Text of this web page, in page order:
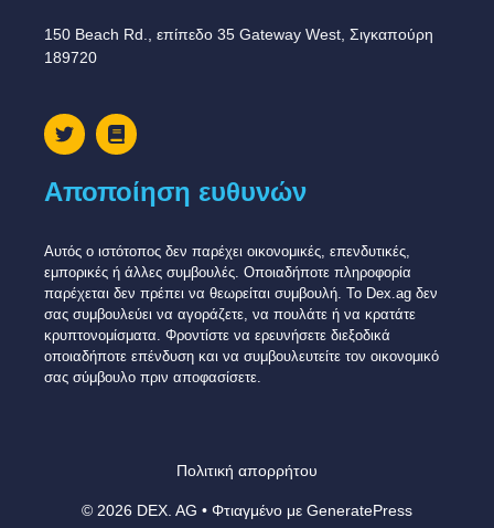
150 Beach Rd., επίπεδο 35 Gateway West, Σιγκαπούρη
189720
Αποποίηση ευθυνών
Αυτός ο ιστότοπος δεν παρέχει οικονομικές, επενδυτικές,
εμπορικές ή άλλες συμβουλές. Οποιαδήποτε πληροφορία
παρέχεται δεν πρέπει να θεωρείται συμβουλή. Το Dex.ag δεν
σας συμβουλεύει να αγοράζετε, να πουλάτε ή να κρατάτε
κρυπτονομίσματα. Φροντίστε να ερευνήσετε διεξοδικά
οποιαδήποτε επένδυση και να συμβουλευτείτε τον οικονομικό
σας σύμβουλο πριν αποφασίσετε.
Πολιτική απορρήτου
© 2026 DEX. AG • Φτιαγμένο με GeneratePress